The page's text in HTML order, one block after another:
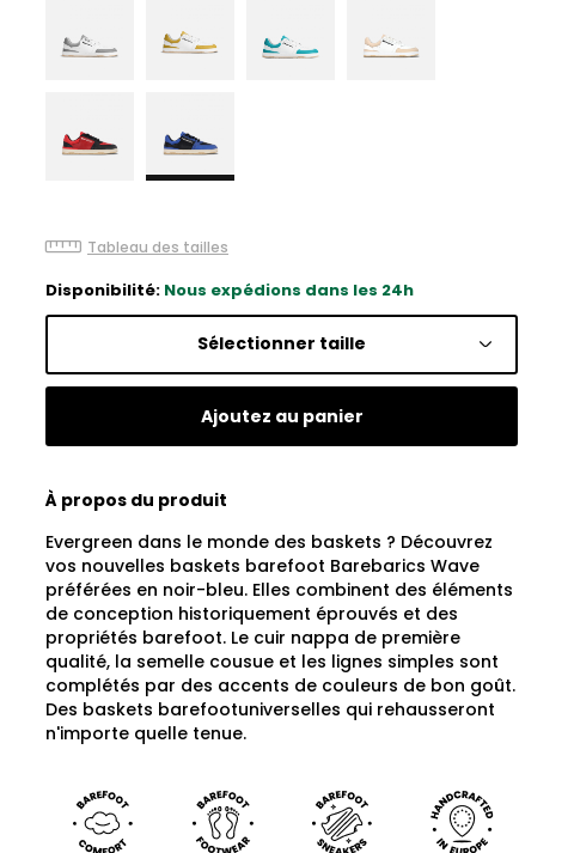
Tableau des tailles
Disponibilité: Nous expédions dans les 24h
Sélectionner taille
Ajoutez au panier
À propos du produit
Evergreen dans le monde des baskets ? Découvrez
vos nouvelles baskets barefoot Barebarics Wave
préférées en noir-bleu. Elles combinent des éléments
de conception historiquement éprouvés et des
propriétés barefoot. Le cuir nappa de première
qualité, la semelle cousue et les lignes simples sont
complétés par des accents de couleurs de bon goût.
Des baskets barefootuniverselles qui rehausseront
n'importe quelle tenue.